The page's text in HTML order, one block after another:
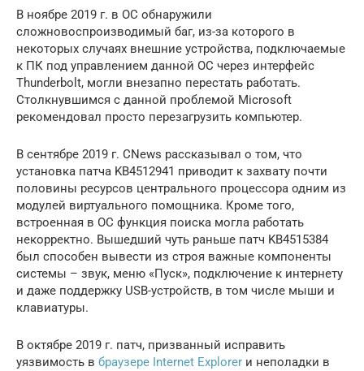
В ноябре 2019 г. в ОС обнаружили
сложновоспроизводимый баг, из-за которого в
некоторых случаях внешние устройства, подключаемые
к ПК под управлением данной ОС через интерфейс
Thunderbolt, могли внезапно перестать работать.
Столкнувшимся с данной проблемой Microsoft
рекомендовал просто перезагрузить компьютер.
В сентябре 2019 г. CNews рассказывал о том, что
установка патча KB4512941 приводит к захвату почти
половины ресурсов центрального процессора одним из
модулей виртуального помощника. Кроме того,
встроенная в ОС функция поиска могла работать
некорректно. Вышедший чуть раньше патч KB4515384
был способен вывести из строя важные компоненты
системы – звук, меню «Пуск», подключение к интернету
и даже поддержку USB-устройств, в том числе мыши и
клавиатуры.
В октябре 2019 г. патч, призванный исправить
уязвимость в браузере Internet Explorer и неполадки в